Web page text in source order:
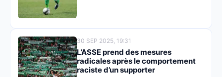
30 SEP 2025, 19:31
L’ASSE prend des mesures
radicales après le comportement
raciste d’un supporter